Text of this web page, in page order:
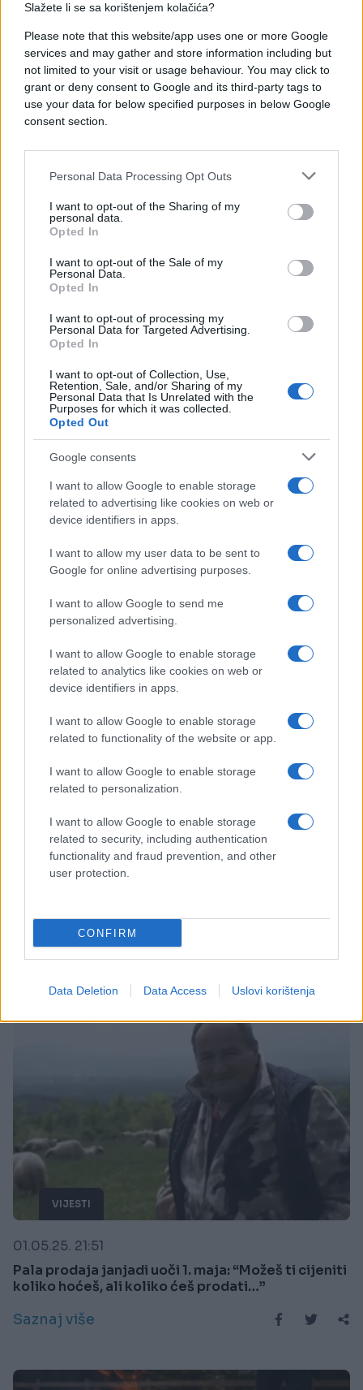
Slažete li se sa korištenjem kolačića?
Please note that this website/app uses one or more Google
services and may gather and store information including but
not limited to your visit or usage behaviour. You may click to
grant or deny consent to Google and its third-party tags to
use your data for below specified purposes in below Google
consent section.
Personal Data Processing Opt Outs
I want to opt-out of the Sharing of my
personal data.
Opted In
I want to opt-out of the Sale of my
Personal Data.
Opted In
I want to opt-out of processing my
Personal Data for Targeted Advertising.
Opted In
I want to opt-out of Collection, Use,
Retention, Sale, and/or Sharing of my
Personal Data that Is Unrelated with the
Purposes for which it was collected.
Opted Out
Google consents
I want to allow Google to enable storage
related to advertising like cookies on web or
device identifiers in apps.
I want to allow my user data to be sent to
Google for online advertising purposes.
I want to allow Google to send me
personalized advertising.
I want to allow Google to enable storage
related to analytics like cookies on web or
device identifiers in apps.
I want to allow Google to enable storage
related to functionality of the website or app.
I want to allow Google to enable storage
related to personalization.
I want to allow Google to enable storage
related to security, including authentication
functionality and fraud prevention, and other
user protection.
CONFIRM
Data Deletion Data Access Uslovi korištenja
BOSNA I HERCEGOVINA
24.04.26. 13:26
Ovo će biti dva neradna dana za Prvi maj u FBiH
Saznaj više
VIJESTI
22.04.26. 07:51
Nedim Sladić otkrio kakvo vrijeme nas očekuje 1.
Saznaj više
KIOSK
02.05.25. 13:34
Fotka PORODIČNOG "PRVOG MAJA" na kojoj se
IZLJUBILA JE HIT
Saznaj više
VIJESTI
01.05.25. 21:51
Pala prodaja janjadi uoči 1. maja: “Možeš ti cijeniti
koliko hoćeš, ali koliko ćeš prodati…”
Saznaj više